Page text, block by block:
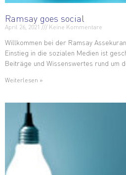
Ramsay goes social
April 26, 2021 Keine Kommentare
Willkommen bei der Ramsay
Einstieg in die sozialen Medien ist
Beiträge und Wissenswertes rund um
Weiterlesen »